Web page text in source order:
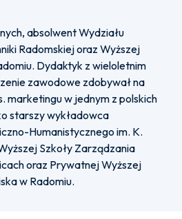
absolwent Wydziału
Radomskiej oraz Wyższej
Dydaktyk z wieloletnim
zawodowe zdobywał na
marketingu w jednym z polskich
starszy wykładowca
Humanistycznego im. K.
Szkoły Zarządzania
oraz Prywatnej Wyższej
w Radomiu.